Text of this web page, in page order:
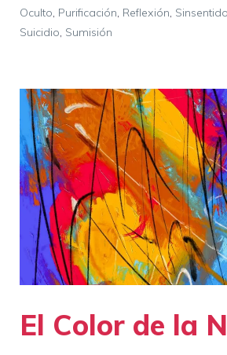
Oculto, Purificación, Reflexión, Sinsentido
Suicidio, Sumisión
El Color de la